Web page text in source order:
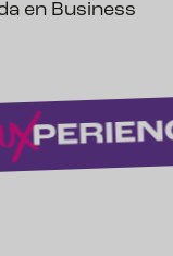
en Business